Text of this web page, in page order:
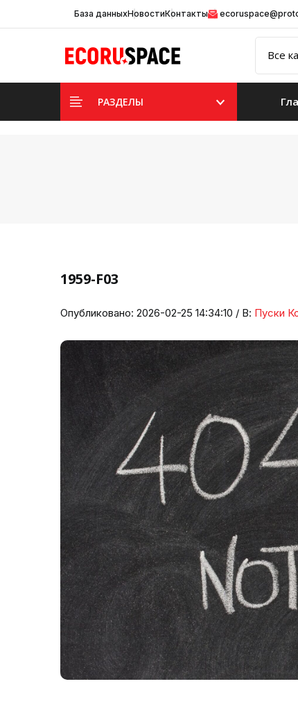
База данныхНовостиКонтакты
РАЗДЕЛЫ
1959-F03
Опубликовано: 2026-02-25 14:34:10 / В: Пуски